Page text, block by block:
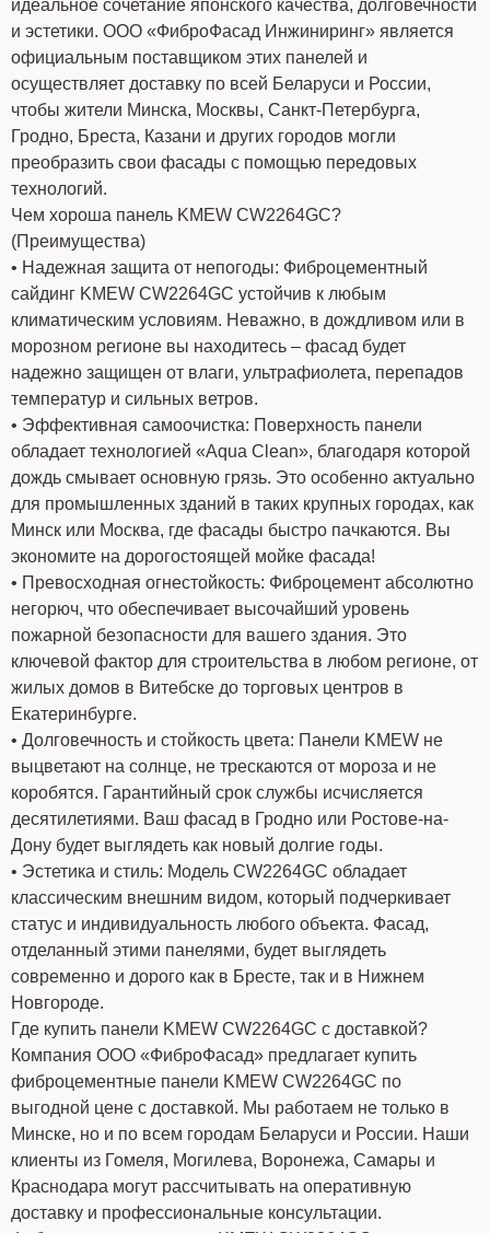
идеальное сочетание японского качества, долговечности
и эстетики. ООО «ФиброФасад Инжиниринг» является
официальным поставщиком этих панелей и
осуществляет доставку по всей Беларуси и России,
чтобы жители Минска, Москвы, Санкт-Петербурга,
Гродно, Бреста, Казани и других городов могли
преобразить свои фасады с помощью передовых
технологий.
Чем хороша панель KMEW CW2264GC?
(Преимущества)
• Надежная защита от непогоды: Фиброцементный
сайдинг KMEW CW2264GC устойчив к любым
климатическим условиям. Неважно, в дождливом или в
морозном регионе вы находитесь – фасад будет
надежно защищен от влаги, ультрафиолета, перепадов
температур и сильных ветров.
• Эффективная самоочистка: Поверхность панели
обладает технологией «Aqua Clean», благодаря которой
дождь смывает основную грязь. Это особенно актуально
для промышленных зданий в таких крупных городах, как
Минск или Москва, где фасады быстро пачкаются. Вы
экономите на дорогостоящей мойке фасада!
• Превосходная огнестойкость: Фиброцемент абсолютно
негорюч, что обеспечивает высочайший уровень
пожарной безопасности для вашего здания. Это
ключевой фактор для строительства в любом регионе, от
жилых домов в Витебске до торговых центров в
Екатеринбурге.
• Долговечность и стойкость цвета: Панели KMEW не
выцветают на солнце, не трескаются от мороза и не
коробятся. Гарантийный срок службы исчисляется
десятилетиями. Ваш фасад в Гродно или Ростове-на-
Дону будет выглядеть как новый долгие годы.
• Эстетика и стиль: Модель CW2264GC обладает
классическим внешним видом, который подчеркивает
статус и индивидуальность любого объекта. Фасад,
отделанный этими панелями, будет выглядеть
современно и дорого как в Бресте, так и в Нижнем
Новгороде.
Где купить панели KMEW CW2264GC с доставкой?
Компания ООО «ФиброФасад» предлагает купить
фиброцементные панели KMEW CW2264GC по
выгодной цене с доставкой. Мы работаем не только в
Минске, но и по всем городам Беларуси и России. Наши
клиенты из Гомеля, Могилева, Воронежа, Самары и
Краснодара могут рассчитывать на оперативную
доставку и профессиональные консультации.